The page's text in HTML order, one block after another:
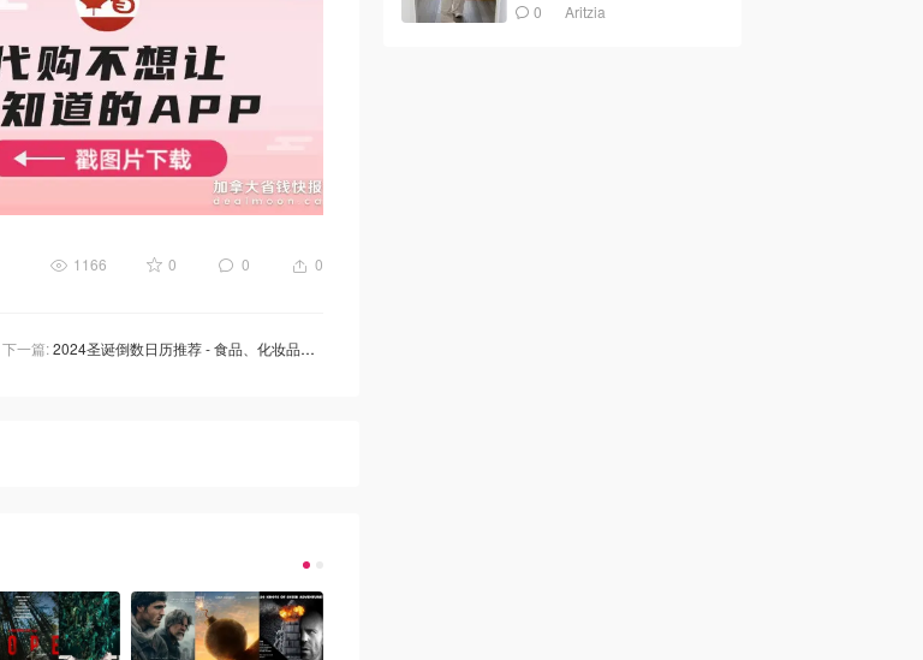
1166 0 0 0
下一篇:2024圣诞倒数日历推荐 - 食品、化妆品、乐高、儿童图书等日历盘点！
0 Aritzia